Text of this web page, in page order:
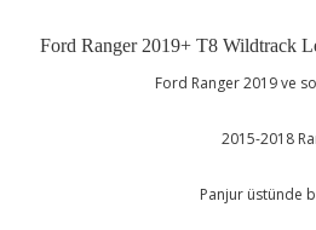
Ford Ranger 2019+ T8 Wildtrack
Ford Ranger 2019 ve
2015-2018
Panjur üstünde